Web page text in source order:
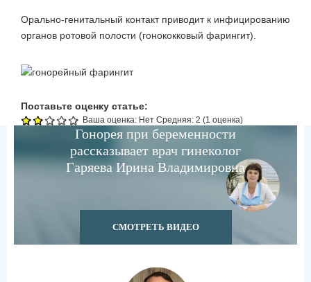
Орально-генитальный контакт приводит к инфицированию
органов ротовой полости (гонококковый фарингит).
Поставьте оценку статье:
Ваша оценка: Нет Средняя: 2 (1 оценка)
Гонорея при беременности
рассказывает врач гинеколог
Гаряева Ирина Владимировна
СМОТРЕТЬ ВИДЕО